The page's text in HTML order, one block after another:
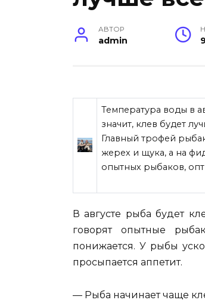
АВТОР
admin
Температура воды в
значит, клев будет
Главный трофей
жерех и щука, а на
опытных рыбаков,
В августе рыба будет
говорят опытные
понижается. У рыбы
просыпается аппетит.
— Рыба начинает чаще